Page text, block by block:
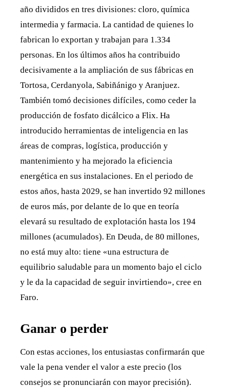
año divididos en tres divisiones: cloro, química
intermedia y farmacia. La cantidad de quienes lo
fabrican lo exportan y trabajan para 1.334
personas. En los últimos años ha contribuido
decisivamente a la ampliación de sus fábricas en
Tortosa, Cerdanyola, Sabiñánigo y Aranjuez.
También tomó decisiones difíciles, como ceder la
producción de fosfato dicálcico a Flix. Ha
introducido herramientas de inteligencia en las
áreas de compras, logística, producción y
mantenimiento y ha mejorado la eficiencia
energética en sus instalaciones. En el periodo de
estos años, hasta 2029, se han invertido 92 millones
de euros más, por delante de lo que en teoría
elevará su resultado de explotación hasta los 194
millones (acumulados). En Deuda, de 80 millones,
no está muy alto: tiene «una estructura de
equilibrio saludable para un momento bajo el ciclo
y le da la capacidad de seguir invirtiendo», cree en
Faro.
Ganar o perder
Con estas acciones, los entusiastas confirmarán que
vale la pena vender el valor a este precio (los
consejos se pronunciarán con mayor precisión).